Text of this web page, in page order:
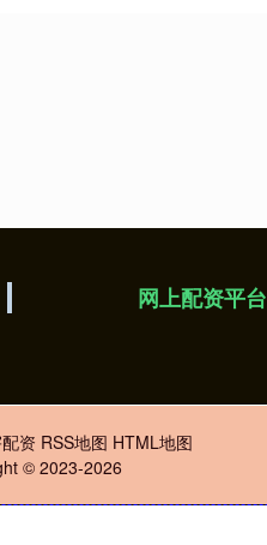
网上配资平台
资 RSS地图 HTML地图
© 2023-2026